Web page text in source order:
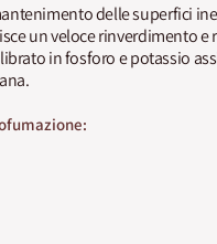
delle superfici
un veloce rinverdimento e
in fosforo e potassio